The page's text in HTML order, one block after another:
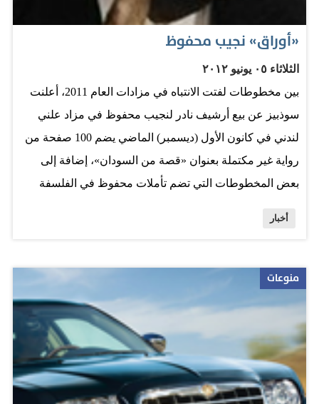
عنها هي واولوند اثناء الحملة الانتخابية. وكتبت تريرفيلر انذاك
في صفحتها بموقع تويتر "يالها من صدمة عندما تجد…
«أوراق» نجيب محفوظ
الثلاثاء ٠٥ يونيو ٢٠١٢
بين مخطوطات لفتت الانتباه في مزادات العام 2011، أعلنت
سوذبيز عن بيع أرشيف نادر لنجيب محفوظ في مزاد علني
لندني في كانون الأول (ديسمبر) الماضي يضم 100 صفحة من
رواية غير مكتملة بعنوان «قصة من السودان»، إضافة إلى
بعض المخطوطات التي تضم تأملات محفوظ في الفلسفة
آخر قصص لمحفوظ تحت عناوين: «البحث عن زوج» مؤرخة
بعام 1937، ومجموعة قصص «همس الجنون» التي كتبها عام
1938. وقيّمت الدار الأرشيف بما يتراوح بين 50 الى 70 ألف
جنيه. إلا أن المزاد تم إيقافه بصورة مفاجئة بسبب اعتراض
أسرة نجيب محفوظ التي أكدت أن هذه المخطوطات خرجت
من مصر من دون علمها، بحسب خبر في صحيفة اليوم السابع
أخبار
منوعات